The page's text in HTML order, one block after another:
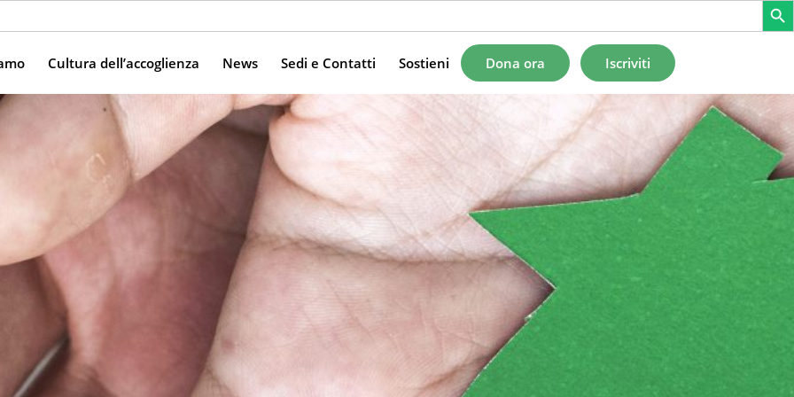
Cultura dell’accoglienza News Sedi e Contatti Sostieni Dona ora Iscriviti